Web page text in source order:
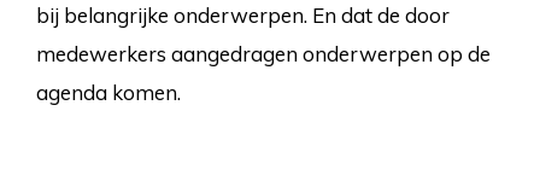
bij belangrijke onderwerpen. En dat de door
medewerkers aangedragen onderwerpen op de
agenda komen.